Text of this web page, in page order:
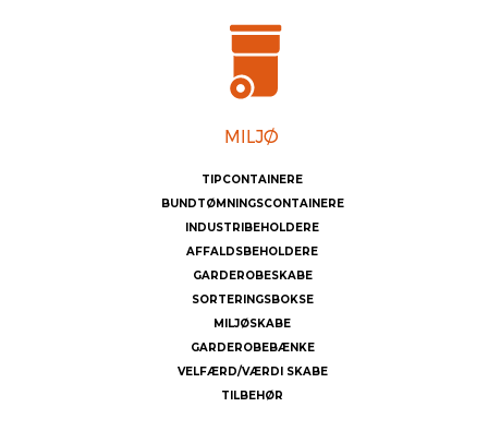
TIPCONTAINERE
BUNDTØMNINGSCONTAINERE
INDUSTRIBEHOLDERE
AFFALDSBEHOLDERE
GARDEROBESKABE
SORTERINGSBOKSE
MILJØSKABE
GARDEROBEBÆNKE
VELFÆRD/VÆRDI SKABE
TILBEHØR